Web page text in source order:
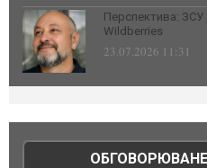
Перспектива: ЗСУ
Wildberries
23.07.2026 11:31
ОБГОВОРЮВАНЕ